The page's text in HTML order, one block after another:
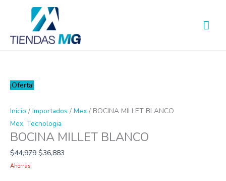
¡Oferta!
Inicio / Importados / Mex / BOCINA MILLET BLANCO
Mex, Tecnologia
BOCINA MILLET BLANCO
$44,979 $36,883
Ahorras
BOCINA
BLANCO
cantidad